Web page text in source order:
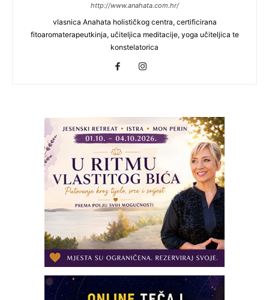
http://www.anahata.com.hr/
vlasnica Anahata holističkog centra, certificirana
fitoaromaterapeutkinja, učiteljica meditacije, yoga učiteljica te
konstelatorica